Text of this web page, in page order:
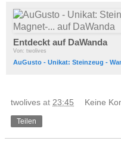
Entdeckt auf DaWanda
Von: twolives
AuGusto - Unikat: Steinzeug -
twolives at 23:45 Keine
Teilen